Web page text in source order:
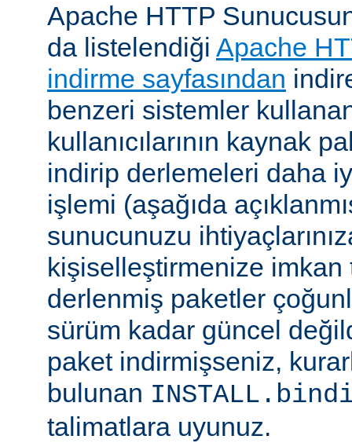
Apache HTTP
da listelendiği Apache
indirme sayfasından
benzeri sistemler
kullanıcılarının kaynak
indirip derlemeleri daha
işlemi (aşağıda
sunucunuzu
kişiselleştirmenize imkan
derlenmiş paketler
sürüm kadar güncel
paket indirmişseniz,
bulunan
talimatlara uyunuz.